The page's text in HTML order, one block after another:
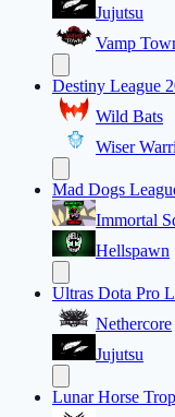
Jujutsu
Vamp
Destiny League
Wild Bats
Wiser
Mad Dogs
Immortal
Hellspawn
Ultras Dota Pro
Nethercore
Jujutsu
Lunar Horse